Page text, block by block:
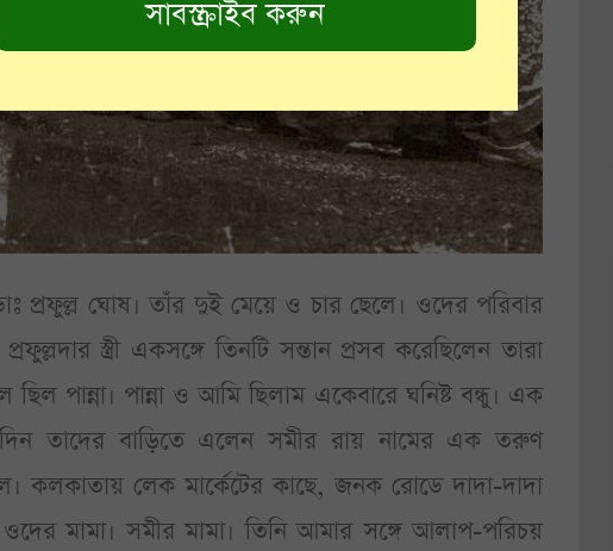
প্রফুল্ল ঘোষ। তাঁর দুই মেয়ে ও চার ছেলে। ওদের পরিবার
স্ত্রী একসঙ্গে তিনটি সন্তান প্রসব করেছিলেন তারা
পান্না। পান্না ও আমি ছিলাম একেবারে ঘনিষ্ট বন্ধু। এক
তাদের বাড়িতে এলেন সমীর রায় নামের এক তরুণ
কলকাতায় লেক মার্কেটের কাছে, জনক রোডে দাদা-দাদা
মামা। সমীর মামা। তিনি আমার সঙ্গে আলাপ-পরিচয়